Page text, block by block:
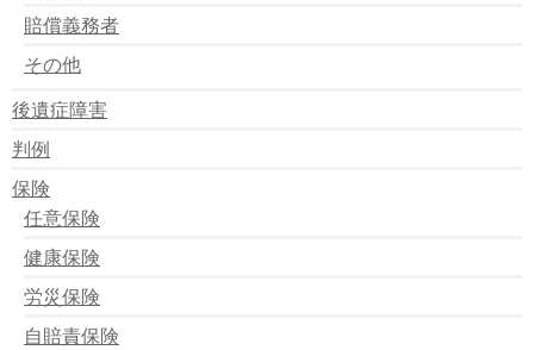
賠償義務者
その他
後遺症障害
判例
保険
任意保険
健康保険
労災保険
自賠責保険